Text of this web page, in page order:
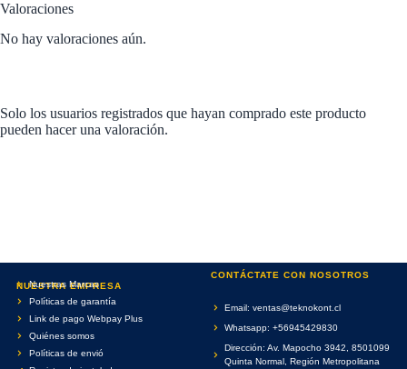
Valoraciones
No hay valoraciones aún.
Solo los usuarios registrados que hayan comprado este producto
pueden hacer una valoración.
NUESTRA EMPRESA
Nuestras Marcas
Políticas de garantía
Link de pago Webpay Plus
Quiénes somos
Políticas de envió
CONTÁCTATE CON NOSOTROS
Email: ventas@teknokont.cl
Whatsapp: +56945429830
Dirección: Av. Mapocho 3942, 8501099
Quinta Normal, Región Metropolitana